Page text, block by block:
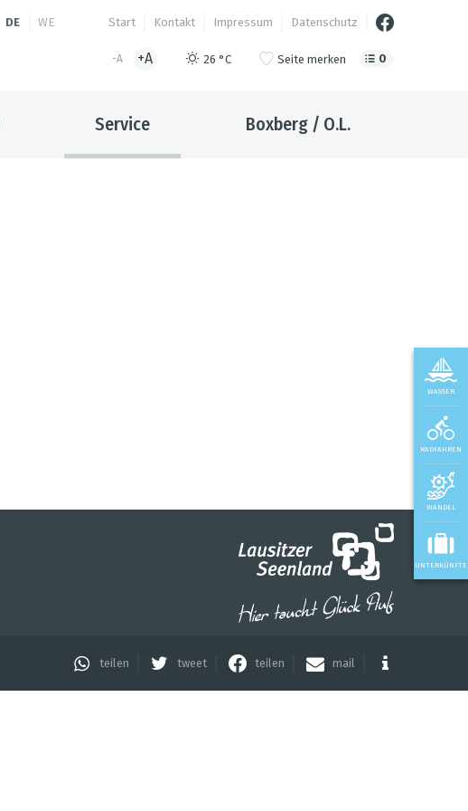
Start Kontakt Impressum Datenschutz
DE WE
-A +A 26 °C Seite merken 0
Service Boxberg / O.L.
WASSER
RADFAHREN
WANDEL
UNTERKÜNFTE
teilen tweet teilen mail